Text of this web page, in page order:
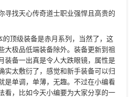
寻找天心传奇道士职业强悍且高贵的
顶级装备是赤月系列，当然了，这
大极品低端装备除外。装备更新到祖
装备一出真是令人大跌眼镜，属性是
实太敷衍了，感觉和新手装备可以归
是单调，单薄，无趣。不过在小编看
看，比如今天小编要为大家分享的一